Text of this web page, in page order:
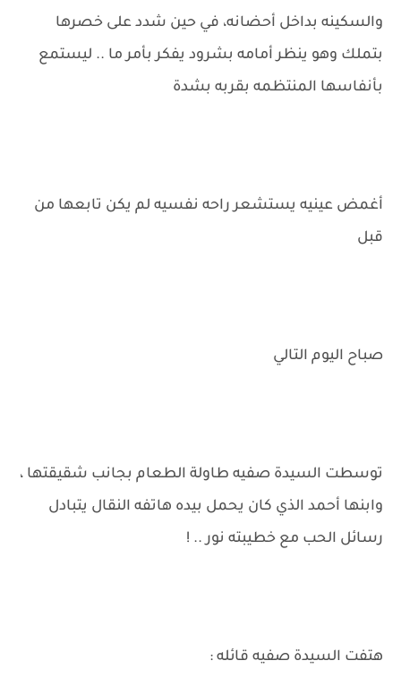
والسكينه بداخل أحضانه، في حين شدد على خصرها
بتملك وهو ينظر أمامه بشرود يفكر بأمر ما .. ليستمع
بأنفاسها المنتظمه بقربه بشدة
أغمض عينيه يستشعر راحه نفسيه لم يكن تابعها من
قبل
صباح اليوم التالي
توسطت السيدة صفيه طاولة الطعام بجانب شقيقتها ،
وابنها أحمد الذي كان يحمل بيده هاتفه النقال يتبادل
رسائل الحب مع خطيبته نور .. !
هتفت السيدة صفيه قائله :